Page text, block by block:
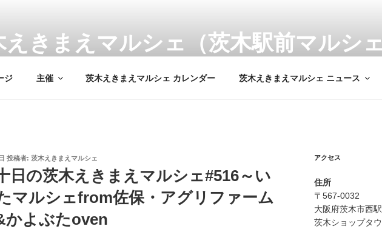
えきまえマルシェ（茨木駅前マルシェ
ジ 主催 茨木えきまえマルシェ カレンダー 茨木えきまえマルシェ ニュース
投稿者: 茨木えきまえマルシェ
日の茨木えきまえマルシェ#516～い
マルシェfrom佐保・アグリファーム
かよぶたoven
アクセス
住所
〒567-0032
大阪府茨木市西
茨木ショップタ